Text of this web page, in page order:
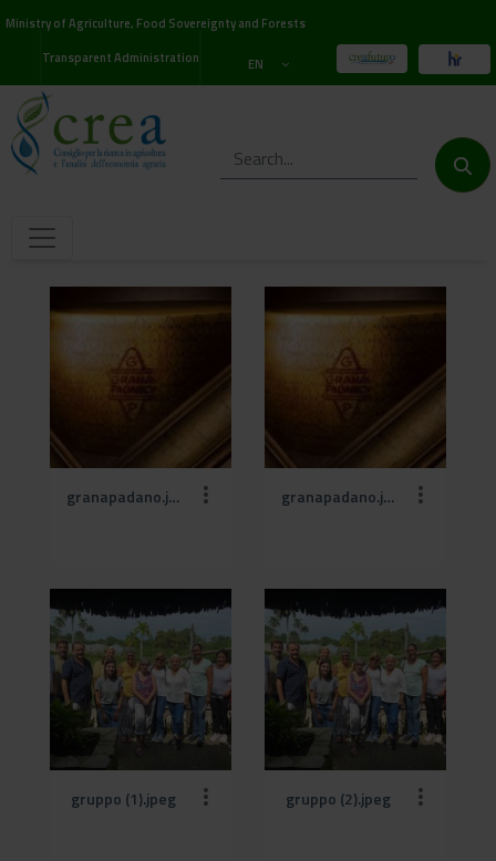
Ministry of Agriculture, Food Sovereignty and Forests
Transparent Administration
EN
granapadano.jpg__1300x600_q85_crop_subsampling-2 (1).jpg granapadano.jpg__1300x600_q85_crop_subsampling-2.jpg
gruppo (1).jpeg gruppo (2).jpeg